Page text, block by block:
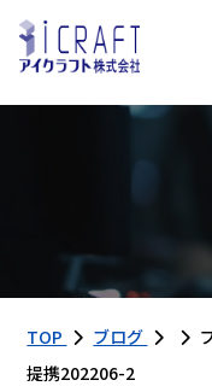
TOP ブログ
提携202206-2